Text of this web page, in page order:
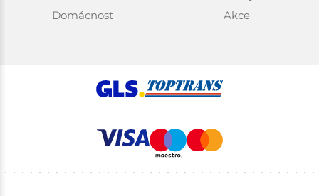
Domácnost
Akce